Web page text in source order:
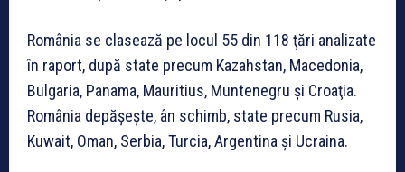
România se clasează pe locul 55 din 118 ţări analizate
în raport, după state precum Kazahstan, Macedonia,
Bulgaria, Panama, Mauritius, Muntenegru şi Croaţia.
România depăşeşte, ân schimb, state precum Rusia,
Kuwait, Oman, Serbia, Turcia, Argentina şi Ucraina.